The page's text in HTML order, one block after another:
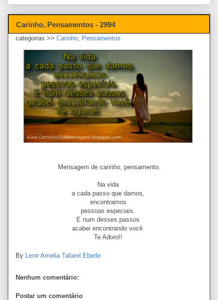
Carinho, Pensamentos - 2994
categorias >> Carinho, Pensamentos
Mensagem de carinho, pensamento.
Na vida
a cada passo que damos,
encontramos
pessoas especiais.
E num desses passos
acabei encontrando você.
Te Adoro!!
By Lenir Amelia Tafarel Eberle
Nenhum comentário:
Postar um comentário